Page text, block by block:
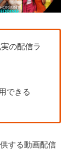
の配信ラ
できる
する動画配信